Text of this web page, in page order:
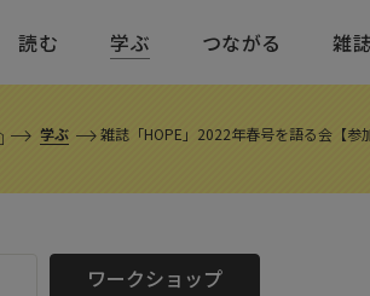
読む 学ぶ つながる 雑
T
学ぶ 雑誌「HOPE」2022年春号を語る会【参
ワークショップ